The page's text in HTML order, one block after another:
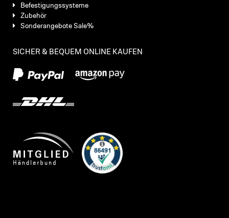
Befestigungssysteme
Zubehör
Sonderangebote Sale%
SICHER & BEQUEM ONLINE KAUFEN